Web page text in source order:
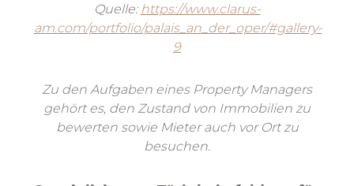
Quelle: https://www.clarus-
am.com/portfolio/palais_an_der_oper/#gallery-
9
Zu den Aufgaben eines Property Managers
gehört es, den Zustand von Immobilien zu
bewerten sowie Mieter auch vor Ort zu
besuchen.